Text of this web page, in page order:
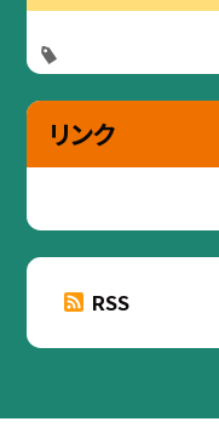
リンク
RSS